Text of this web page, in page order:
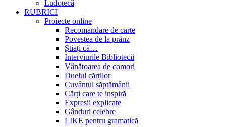
Ludotecă
RUBRICI
Proiecte online
Recomandare de carte
Povestea de la prânz
Știați că…
Interviurile Bibliotecii
Vânătoarea de comori
Duelul cărților
Cuvântul săptămânii
Cărți care te inspiră
Expresii explicate
Gânduri celebre
LIKE pentru gramatică